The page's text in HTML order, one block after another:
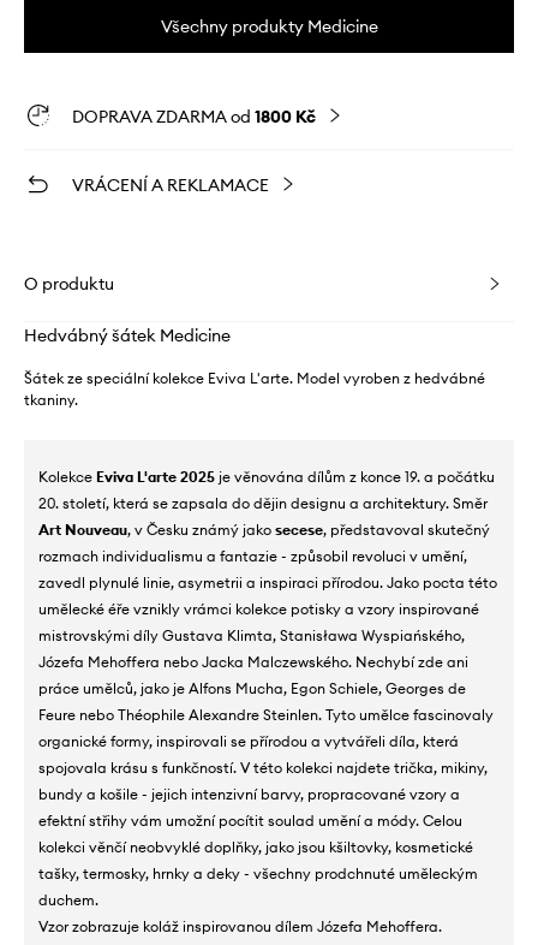
Všechny produkty Medicine
DOPRAVA ZDARMA od 1800 Kč
VRÁCENÍ A REKLAMACE
O produktu
Hedvábný šátek Medicine
Šátek ze speciální kolekce Eviva L'arte. Model vyroben z hedvábné
tkaniny.
Kolekce Eviva L'arte 2025 je věnována dílům z konce 19. a počátku
20. století, která se zapsala do dějin designu a architektury. Směr
Art Nouveau, v Česku známý jako secese, představoval skutečný
rozmach individualismu a fantazie - způsobil revoluci v umění,
zavedl plynulé linie, asymetrii a inspiraci přírodou. Jako pocta této
umělecké éře vznikly vrámci kolekce potisky a vzory inspirované
mistrovskými díly Gustava Klimta, Stanisława Wyspiańského,
Józefa Mehoffera nebo Jacka Malczewského. Nechybí zde ani
práce umělců, jako je Alfons Mucha, Egon Schiele, Georges de
Feure nebo Théophile Alexandre Steinlen. Tyto umělce fascinovaly
organické formy, inspirovali se přírodou a vytvářeli díla, která
spojovala krásu s funkčností. V této kolekci najdete trička, mikiny,
bundy a košile - jejich intenzivní barvy, propracované vzory a
efektní střihy vám umožní pocítit soulad umění a módy. Celou
kolekci věnčí neobvyklé doplňky, jako jsou kšiltovky, kosmetické
tašky, termosky, hrnky a deky - všechny prodchnuté uměleckým
duchem.
Vzor zobrazuje koláž inspirovanou dílem Józefa Mehoffera.